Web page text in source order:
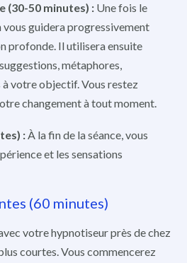
(30-50 minutes) : Une fois le
guidera progressivement
profonde. Il utilisera ensuite
métaphores,
votre objectif. Vous restez
changement à tout moment.
:À la fin de la séance, vous
et les sensations
(60 minutes)
votre hypnotiseur près de chez
courtes. Vous commencerez